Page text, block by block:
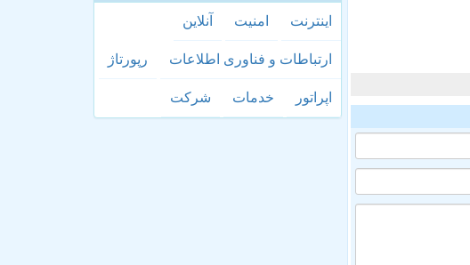
اینترنت امنیت آنلاین
ارتباطات و فناوری اطلاعات رپورتاژ
اپراتور خدمات شركت